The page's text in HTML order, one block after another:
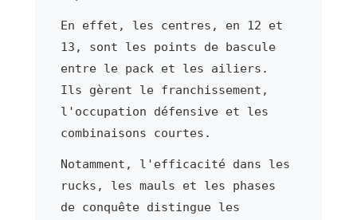
En effet, les centres, en 12 et
13, sont les points de bascule
entre le pack et les ailiers.
Ils gèrent le franchissement,
l'occupation défensive et les
combinaisons courtes.
Notamment, l'efficacité dans les
rucks, les mauls et les phases
de conquête distingue les